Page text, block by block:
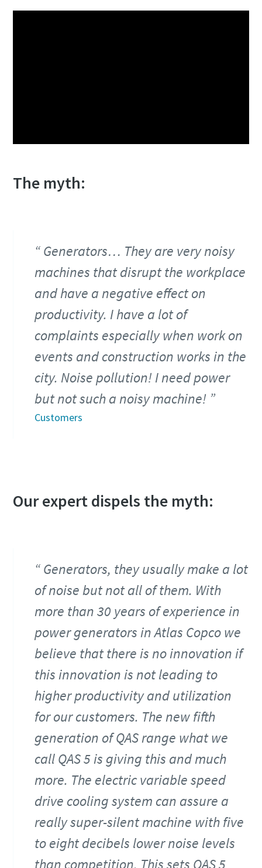
The myth:
Generators… They are very noisy
machines that disrupt the workplace
and have a negative effect on
productivity. I have a lot of
complaints especially when work on
events and construction works in the
city. Noise pollution! I need power
but not such a noisy machine!
Customers
Our expert dispels the myth:
Generators, they usually make a lot
of noise but not all of them. With
more than 30 years of experience in
power generators in Atlas Copco we
believe that there is no innovation if
this innovation is not leading to
higher productivity and utilization
for our customers. The new fifth
generation of QAS range what we
call QAS 5 is giving this and much
more. The electric variable speed
drive cooling system can assure a
really super-silent machine with five
to eight decibels lower noise levels
than competition. This sets QAS 5